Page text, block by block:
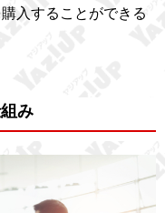
入することができる
み